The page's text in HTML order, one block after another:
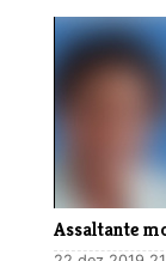
​Assaltante